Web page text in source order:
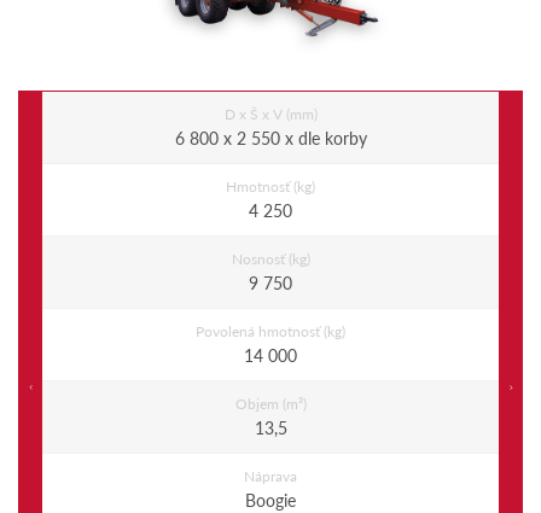
D x Š x V (mm)
6 800 x 2 550 x dle korby
Hmotnosť (kg)
4 250
Nosnosť (kg)
9 750
Povolená hmotnosť (kg)
14 000
Objem (m³)
13,5
Náprava
Boogie